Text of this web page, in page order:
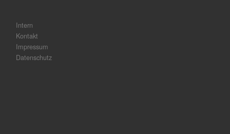
Intern
Kontakt
Impressum
Datenschutz